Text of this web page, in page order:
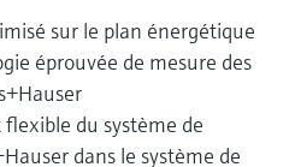
appareils
rapide.sur le plan énergétique
éprouvée de mesure des
du système de
dans le système de